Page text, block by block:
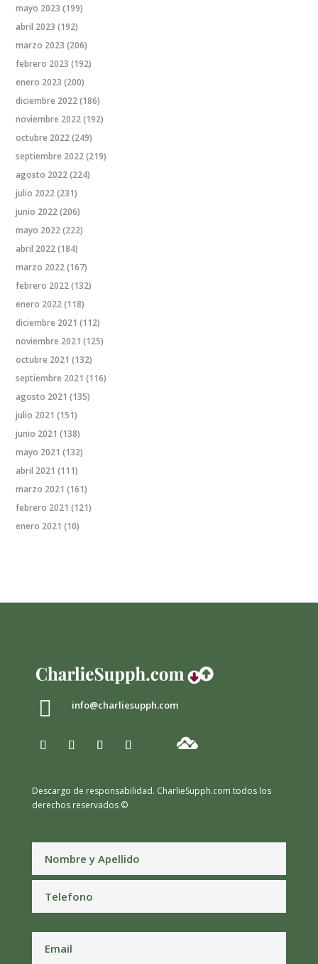
mayo 2023 (199)
abril 2023 (192)
marzo 2023 (206)
febrero 2023 (192)
enero 2023 (200)
diciembre 2022(186)
noviembre 2022(192)
octubre 2022(249)
septiembre 2022(219)
agosto 2022(224)
julio 2022(231)
junio 2022(206)
mayo 2022(222)
abril 2022(184)
marzo 2022(167)
febrero 2022(132)
enero 2022(118)
diciembre 2021 (112)
noviembre 2021 (125)
octubre 2021 (132)
septiembre 2021 (116)
agosto 2021 (135)
julio 2021 (151)
junio 2021 (138)
mayo 2021 (132)
abril 2021 (111)
marzo 2021 (161)
febrero 2021 (121)
enero 2021 (10)
 info@charliesupph.com
Descargo de responsabilidad. CharlieSupph.com todos los
derechos reservados ©